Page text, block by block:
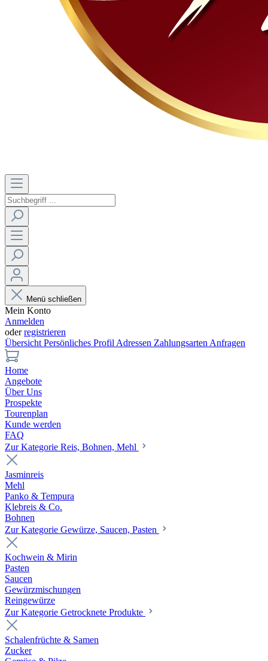
Menü schließen
Mein Konto
Anmelden
oderregistrieren
Übersicht Persönliches Profil Adressen Zahlungsarten Anfragen
Home
Angebote
Über Uns
Prospekte
Tourenplan
Kunde werden
FAQ
Zur Kategorie Reis, Bohnen, Mehl
Jasminreis
Mehl
Panko & Tempura
Klebreis & Co.
Bohnen
Zur Kategorie Gewürze, Saucen, Pasten
Kochwein & Mirin
Pasten
Saucen
Gewürzmischungen
Reingewürze
Zur Kategorie Getrocknete Produkte
Schalenfrüchte & Samen
Zucker